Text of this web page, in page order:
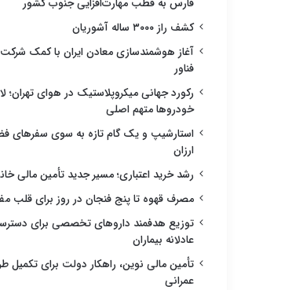
کشف راز ۳۰۰۰ ساله آشوریان
آغاز هوشمندسازی معادن ایران با کمک
فناور
رکورد جهانی میکروپلاستیک در هوای تهران؛
خودروها متهم اصلی
استارشیپ و یک گام تازه به سوی سفرهای
ارزان
رشد خرید اعتباری؛ مسیر جدید تأمین مالی
مصرف قهوه تا پنج فنجان در روز برای قلب
توزیع هدفمند داروهای تخصصی برای
عادلانه بیماران
تأمین مالی نوین، راهکار دولت برای تکمیل
عمرانی